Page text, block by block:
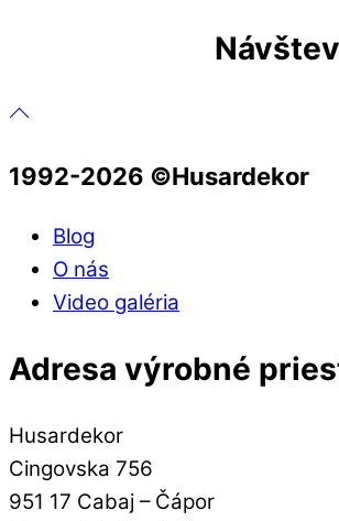
1992-2026 ©️Husardekor
Blog
O nás
Video galéria
Adresa výrobné
Husardekor
Cingovska 756
951 17 Cabaj – Čápor